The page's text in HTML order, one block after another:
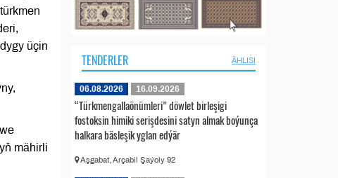
üçin
mähirli
TENDERLER ÄHLISI
06.08.2026 16.09.2026
“Türkmengallaönümleri” döwlet birleşigi
fostoksin himiki serişdesini satyn almak boýunça
halkara bäsleşik yglan edýär
Aşgabat, Arçabil Şaýoly 92